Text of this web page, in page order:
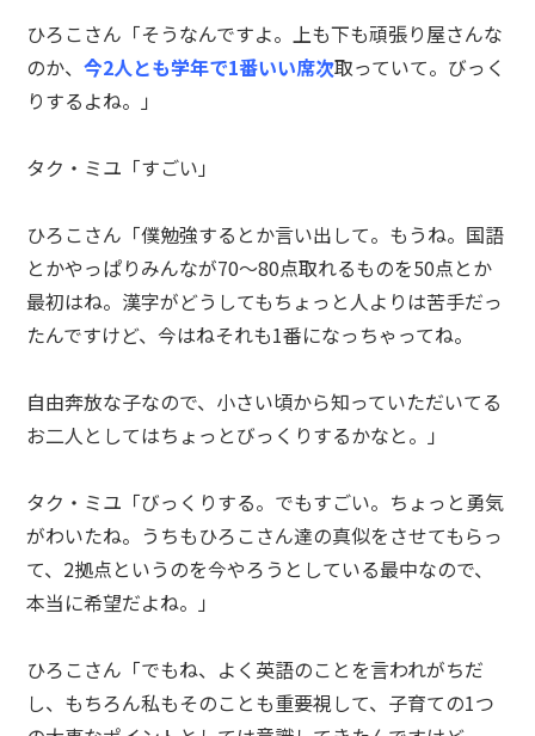
ひろこさん「そうなんですよ。上も下も頑張り屋さんな
のか、今2人とも学年で1番いい席次取っていて。びっく
りするよね。」
タク・ミユ「すごい」
ひろこさん「僕勉強するとか言い出して。もうね。国語
とかやっぱりみんなが70〜80点取れるものを50点とか
最初はね。漢字がどうしてもちょっと人よりは苦手だっ
たんですけど、今はねそれも1番になっちゃってね。
自由奔放な子なので、小さい頃から知っていただいてる
お二人としてはちょっとびっくりするかなと。」
タク・ミユ「びっくりする。でもすごい。ちょっと勇気
がわいたね。うちもひろこさん達の真似をさせてもらっ
て、2拠点というのを今やろうとしている最中なので、
本当に希望だよね。」
ひろこさん「でもね、よく英語のことを言われがちだ
し、もちろん私もそのことも重要視して、子育ての1つ